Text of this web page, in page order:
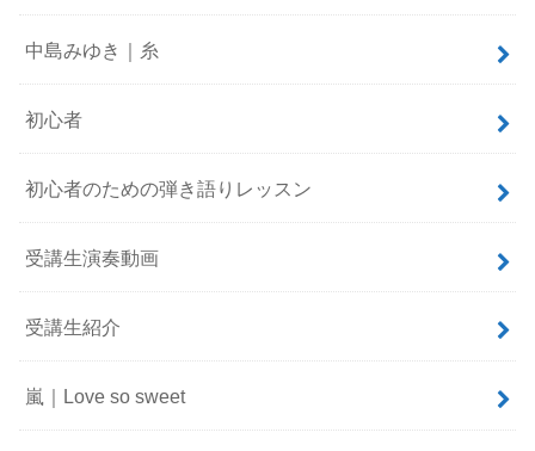
中島みゆき｜糸
初心者
初心者のための弾き語りレッスン
受講生演奏動画
受講生紹介
嵐｜Love so sweet